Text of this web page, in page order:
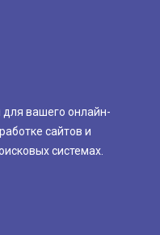
вашего онлайн-
сайтов и
системах.